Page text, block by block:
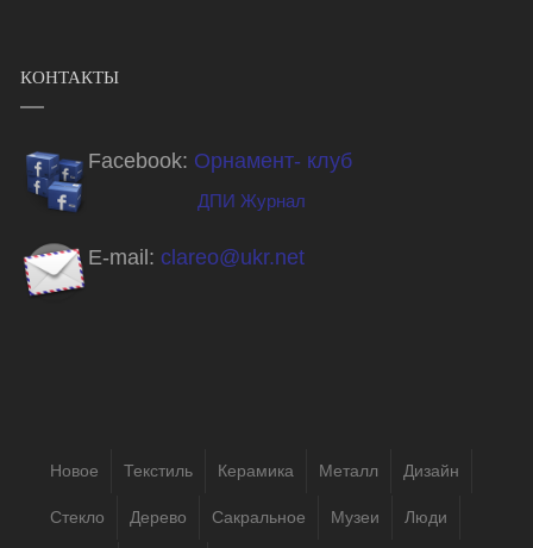
КОНТАКТЫ
Facebook: Орнамент- клуб
ДПИ Журнал
E-mail: clareo@ukr.net
Новое Текстиль Керамика Металл Дизайн
Стекло Дерево Сакральное Музеи Люди